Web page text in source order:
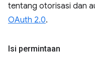
tentang otorisasi dan
OAuth 2.0.
Isi permintaan